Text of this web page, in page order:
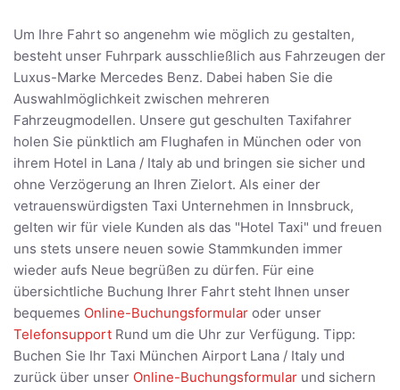
Um Ihre Fahrt so angenehm wie möglich zu gestalten,
besteht unser Fuhrpark ausschließlich aus Fahrzeugen der
Luxus-Marke Mercedes Benz. Dabei haben Sie die
Auswahlmöglichkeit zwischen mehreren
Fahrzeugmodellen. Unsere gut geschulten Taxifahrer
holen Sie pünktlich am Flughafen in München oder von
ihrem Hotel in Lana / Italy ab und bringen sie sicher und
ohne Verzögerung an Ihren Zielort. Als einer der
vetrauenswürdigsten Taxi Unternehmen in Innsbruck,
gelten wir für viele Kunden als das "Hotel Taxi" und freuen
uns stets unsere neuen sowie Stammkunden immer
wieder aufs Neue begrüßen zu dürfen. Für eine
übersichtliche Buchung Ihrer Fahrt steht Ihnen unser
bequemes Online-Buchungsformular oder unser
Telefonsupport Rund um die Uhr zur Verfügung. Tipp:
Buchen Sie Ihr Taxi München Airport Lana / Italy und
zurück über unser Online-Buchungsformular und sichern